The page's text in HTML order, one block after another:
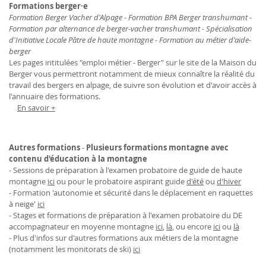
Formations berger·e
Formation Berger Vacher d'Alpage - Formation BPA Berger transhumant -
Formation par alternance de berger-vacher transhumant - Spécialisation
d'Initiative Locale Pâtre de haute montagne - Formation au métier d'aide-
berger
Les pages intitulées "emploi métier - Berger" sur le site de la Maison du
Berger vous permettront notamment de mieux connaître la réalité du
travail des bergers en alpage, de suivre son évolution et d'avoir accès à
l'annuaire des formations.
En savoir +
Autres formations- Plusieurs formations montagne avec
contenu d'éducation à la montagne
- Sessions de préparation à l'examen probatoire de guide de haute
montagne iciou pour le probatoire aspirant guided'étéou d'hiver
- Formation 'autonomie et sécurité dans le déplacement en raquettes
à neige' ici
- Stages et formations de préparation à l'examen probatoire du DE
accompagnateur en moyenne montagne ici, là, ou encore iciou là
- Plus d'infos sur d'autres formations aux métiers de la montagne
(notamment les monitorats de ski) ici